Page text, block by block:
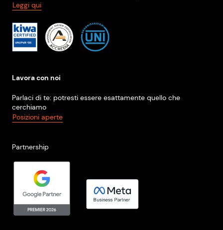
Leggi qui
Lavora con noi
Parlaci di te: potresti essere esattamente quello che
cerchiamo
Posizioni aperte
Partnership